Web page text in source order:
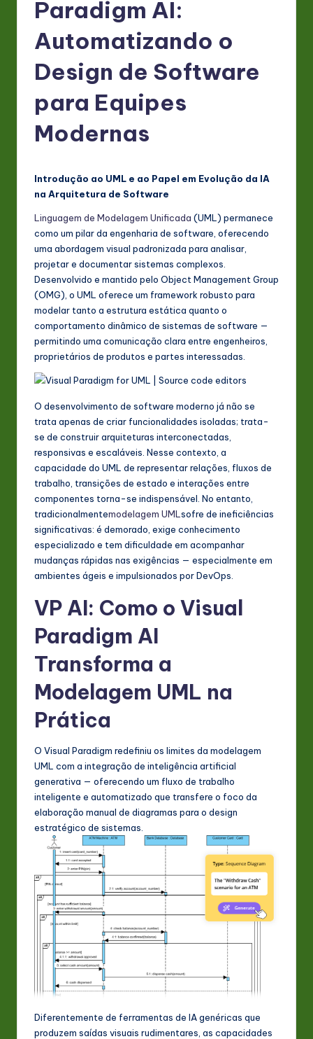
rt
L
in
&
S
ft
w
In
o
Paradigm AI:
Automatizando o
Design de Software
para Equipes
Modernas
Introdução ao UML e ao Papel em Evolução da IA
na Arquitetura de Software
Linguagem de Modelagem Unificada (UML) permanece
como um pilar da engenharia de software, oferecendo
uma abordagem visual padronizada para analisar,
projetar e documentar sistemas complexos.
Desenvolvido e mantido pelo Object Management Group
(OMG), o UML oferece um framework robusto para
modelar tanto a estrutura estática quanto o
comportamento dinâmico de sistemas de software —
permitindo uma comunicação clara entre engenheiros,
proprietários de produtos e partes interessadas.
O desenvolvimento de software moderno já não se
trata apenas de criar funcionalidades isoladas; trata-
se de construir arquiteturas interconectadas,
responsivas e escaláveis. Nesse contexto, a
capacidade do UML de representar relações, fluxos de
trabalho, transições de estado e interações entre
componentes torna-se indispensável. No entanto,
tradicionalmentemodelagem UML sofre de ineficiências
significativas: é demorado, exige conhecimento
especializado e tem dificuldade em acompanhar
mudanças rápidas nas exigências — especialmente em
ambientes ágeis e impulsionados por DevOps.
VP AI: Como o Visual
Paradigm AI
Transforma a
Modelagem UML na
Prática
O Visual Paradigm redefiniu os limites da modelagem
UML com a integração de inteligência artificial
generativa — oferecendo um fluxo de trabalho
inteligente e automatizado que transfere o foco da
elaboração manual de diagramas para o design
estratégico de sistemas.
Diferentemente de ferramentas de IA genéricas que
produzem saídas visuais rudimentares, as capacidades